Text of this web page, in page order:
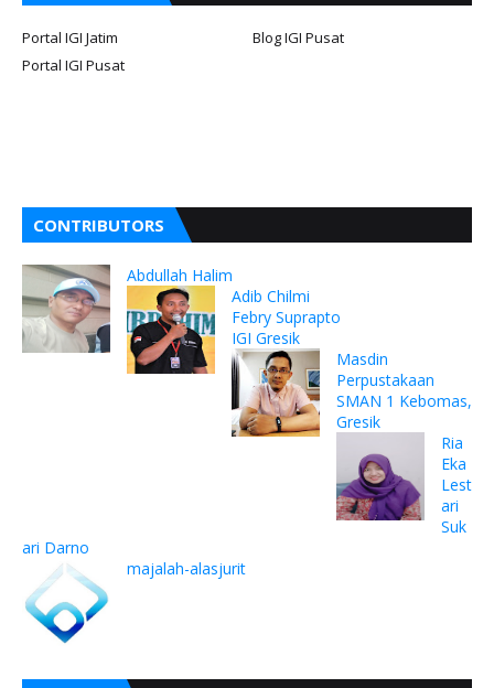
Portal IGI Jatim
Blog IGI Pusat
Portal IGI Pusat
CONTRIBUTORS
Abdullah Halim
Adib Chilmi
Febry Suprapto
IGI Gresik
Masdin
Perpustakaan
SMAN 1 Kebomas,
Gresik
Ria
Eka
Lest
ari
Suk
ari Darno
majalah-alasjurit